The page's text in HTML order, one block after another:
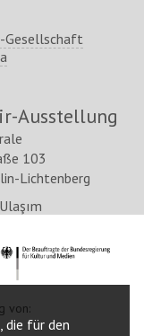
die für den
Gesellschaft
Ausstellung
103
Lichtenberg
von: